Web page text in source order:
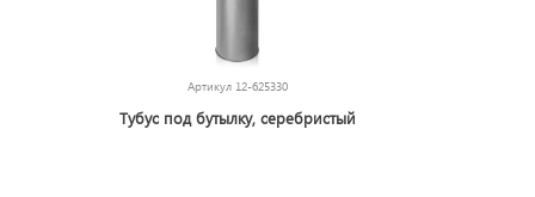
Артикул 12-625330
Тубус под бутылку, серебристый